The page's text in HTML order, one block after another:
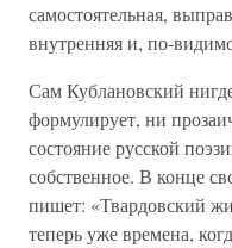
самостоятельная,
внутренняя и, по-
Сам Кублановский
формулирует, ни
состояние русской
собственное. В конце
пишет: «Твардовский
теперь уже времена,